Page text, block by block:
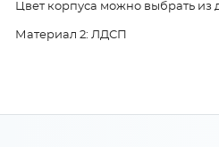
Цвет корпуса можно выбрать из
Материал 2: ЛДСП